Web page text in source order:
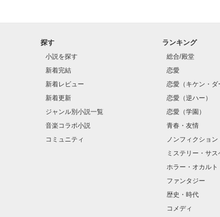
探す
小説を探す
新着完結
新着レビュー
新着更新
ジャンル別小説一覧
音楽コラボ小説
コミュニティ
ランキング
総合/殿堂
恋愛
恋愛（キケン・ダ
恋愛（逆ハー）
恋愛（学園）
青春・友情
ノンフィクショ
ミステリー・サス
ホラー・オカルト
ファンタジー
歴史・時代
コメディ